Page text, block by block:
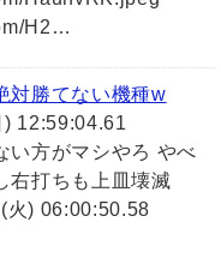
H2…
対勝てない機種w
12:59:04.61
い方がマシやろ やべ
右打ちも上皿壊滅
火) 06:00:50.58